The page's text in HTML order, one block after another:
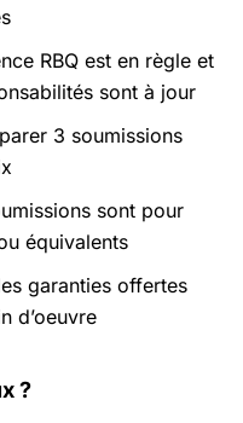
RBQ est en règle et
sont à jour
3 soumissions
sont pour
équivalents
garanties offertes
d’oeuvre
?